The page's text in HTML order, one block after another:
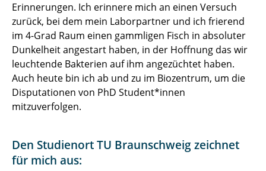
Erinnerungen. Ich erinnere mich an einen Versuch
zurück, bei dem mein Laborpartner und ich frierend
im 4-Grad Raum einen gammligen Fisch in absoluter
Dunkelheit angestart haben, in der Hoffnung das wir
leuchtende Bakterien auf ihm angezüchtet haben.
Auch heute bin ich ab und zu im Biozentrum, um die
Disputationen von PhD Student*innen
mitzuverfolgen.
Den Studienort TU Braunschweig zeichnet
für mich aus: